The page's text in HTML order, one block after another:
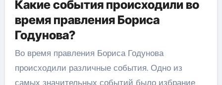
Какие события происходили во
время правления Бориса
Годунова?
Во время правления Бориса Годунова
происходили различные события. Одно из
самых значительных событий было избрание